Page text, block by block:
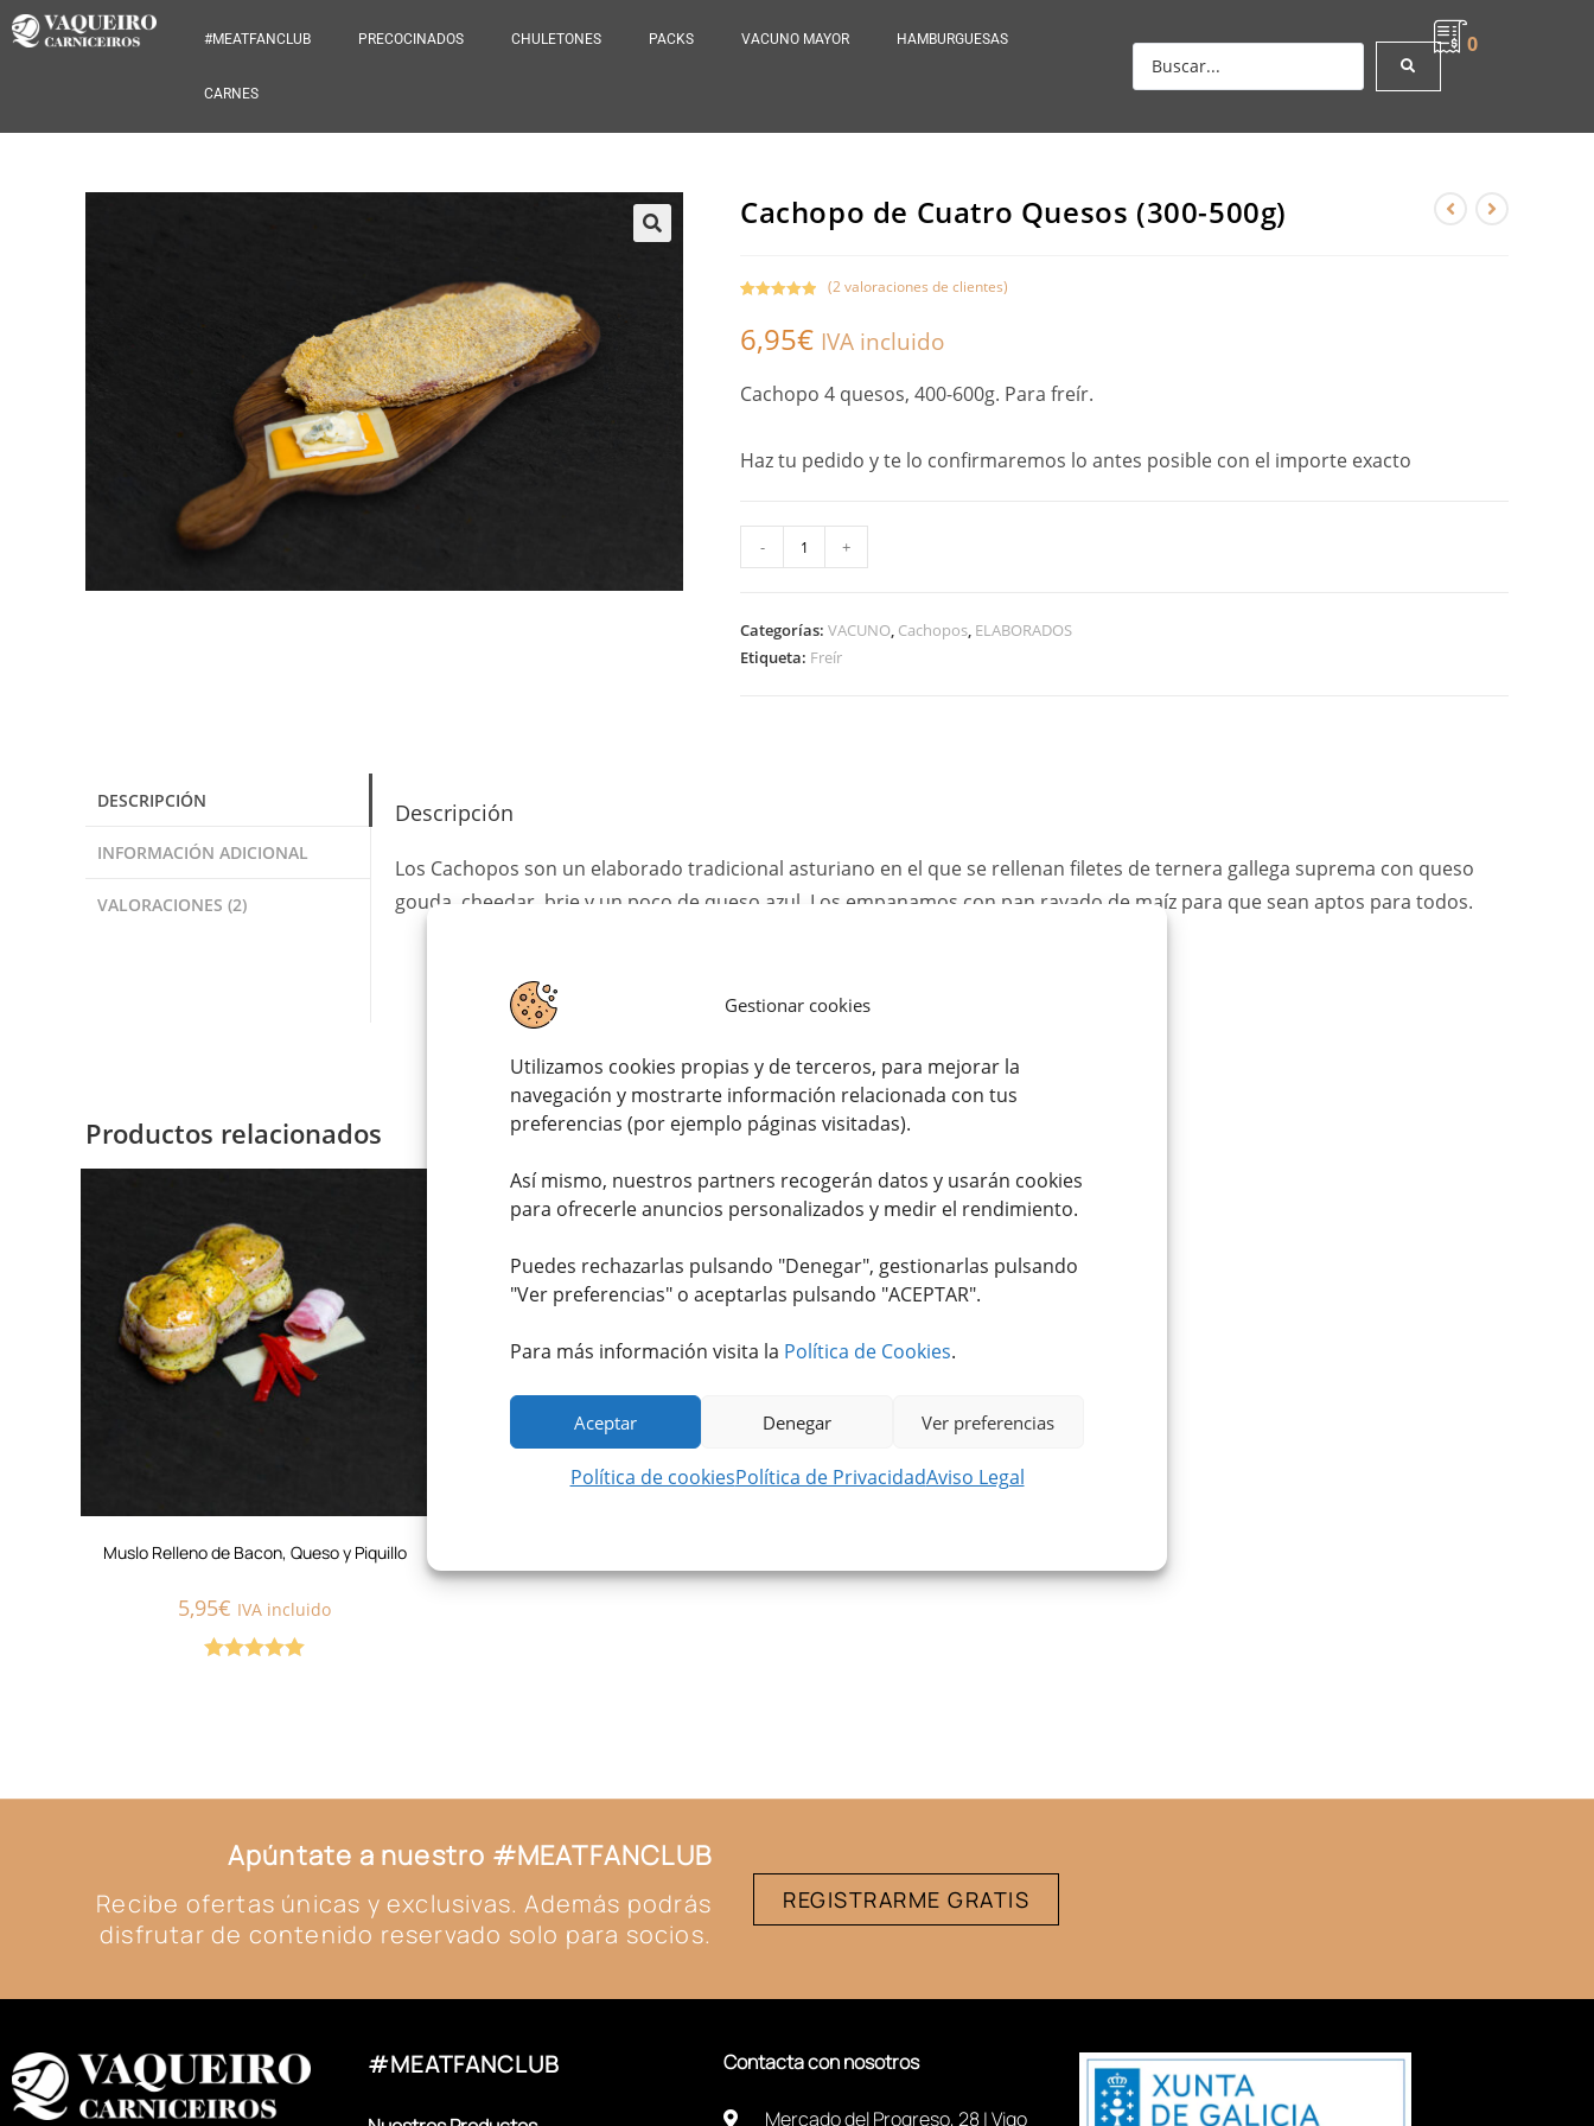
Gestionar cookies
Utilizamos cookies propias y de terceros, para mejorar la
navegación y mostrarte información relacionada con tus
preferencias (por ejemplo páginas visitadas).
Así mismo, nuestros partners recogerán datos y usarán cookies
para ofrecerle anuncios personalizados y medir el rendimiento.
Puedes rechazarlas pulsando "Denegar", gestionarlas pulsando
"Ver preferencias" o aceptarlas pulsando "ACEPTAR".
Para más información visita la Política de Cookies.
Aceptar Denegar Ver preferencias
Política de cookiesPolítica de PrivacidadAviso Legal
#MEATFANCLUB PRECOCINADOS CHULETONES PACKS VACUNO MAYOR HAMBURGUESAS
CARNES
0
Cachopo de Cuatro Quesos (300-500g)
5.00 de 5 en
base a
s de
(2valoraciones de clientes)
6,95€ IVA incluido
Cachopo 4 quesos, 400-600g. Para freír.
Haz tu pedido y te lo confirmaremos lo antes posible con el importe exacto
- +
e
e
:
Categorías: VACUNO, Cachopos, ELABORADOS
Etiqueta: Freír
DESCRIPCIÓN
INFORMACIÓN ADICIONAL
VALORACIONES (2)
Descripción
Los Cachopos son un elaborado tradicional asturiano en el que se rellenan filetes de ternera gallega suprema con queso
gouda, cheedar, brie y un poco de queso azul. Los empanamos con pan rayado de maíz para que sean aptos para todos.
Productos relacionados
Muslo Relleno de Bacon, Queso y Piquillo
5,95€ IVA incluido
Apúntate a nuestro #MEATFANCLUB
Recibe ofertas únicas y exclusivas. Además podrás
disfrutar de contenido reservado solo para socios.
REGISTRARME GRATIS
#MEATFANCLUB Contacta con nosotros
Mercado del Progreso, 28 | Vigo